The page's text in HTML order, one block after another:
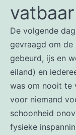
vatbaar
De volgende
gevraagd om de
gebeurd, ijs en
eiland) en
was om nooit te
voor niemand
schoonheid
fysieke